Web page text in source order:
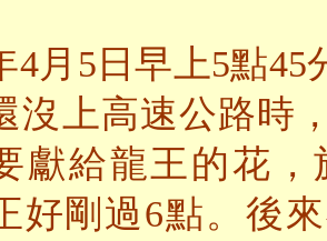
4月5日早上5點
沒上高速公路時
獻給龍王的花
好剛過6點。後